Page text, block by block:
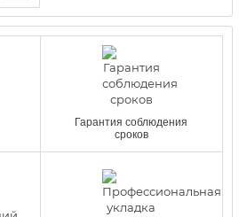
Гарантия соблюдения
сроков